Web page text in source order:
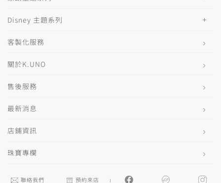
Disney 主題系列
客製化服務
關於K.UNO
售後服務
最新消息
店鋪資訊
珠寶專欄
聯絡我們 預約來店